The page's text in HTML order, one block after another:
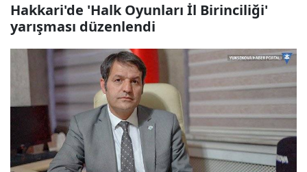
Hakkari'de 'Halk Oyunları İl Birinciliği'
yarışması düzenlendi